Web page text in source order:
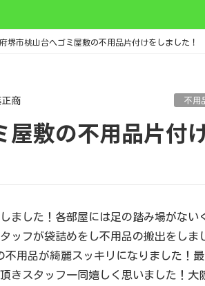
堺市桃山台へゴミ屋敷の不用品片付けをしました！
商 不用
ました！各部屋には足の踏み場がない
ッフが袋詰めをし不用品の搬出をしま
用品が綺麗スッキリになりました！
きスタッフ一同嬉しく思いました！大